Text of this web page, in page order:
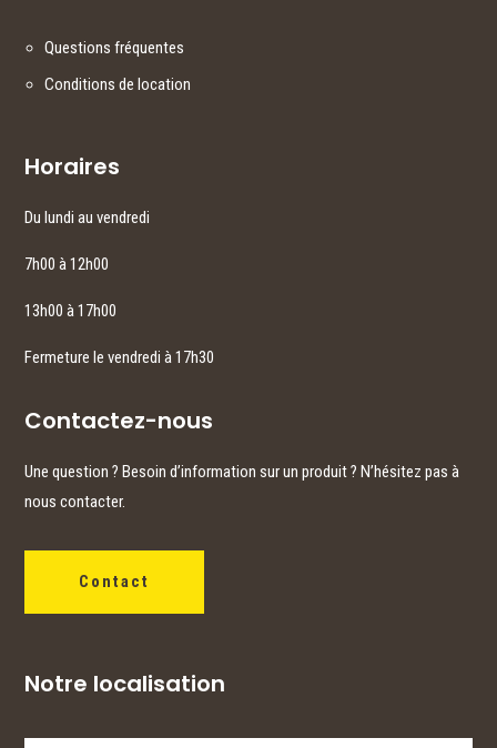
Questions fréquentes
Conditions de location
Horaires
Du lundi au vendredi
7h00 à 12h00
13h00 à 17h00
Fermeture le vendredi à 17h30
Contactez-nous
Une question ? Besoin d’information sur un produit ? N’hésitez pas à
nous contacter.
Contact
Notre localisation